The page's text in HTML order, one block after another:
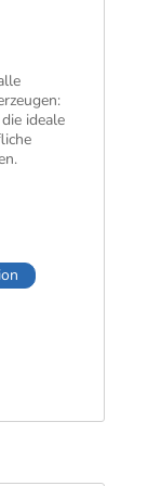
ideale